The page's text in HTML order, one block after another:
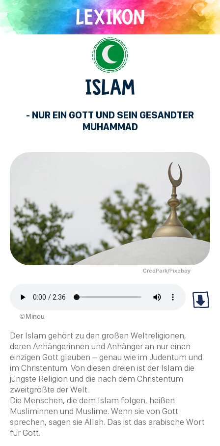
Direkt
zum
Inhalt
ISLAM
- NUR EIN GOTT UND SEIN GESANDTER
MUHAMMAD
CreaPark/Pixabay
Minou
Der Islam gehört zu den großen Weltreligionen,
deren Anhängerinnen und Anhänger an nur einen
einzigen Gott glauben – genau wie im Judentum und
im Christentum. Von diesen dreien ist der Islam die
jüngste Religion und die nach dem Christentum
zweitgrößte der Welt.
Die Menschen, die dem Islam folgen, heißen
Musliminnen und Muslime. Wenn sie von Gott
sprechen, sagen sie Allah. Das ist das arabische Wort
für Gott.